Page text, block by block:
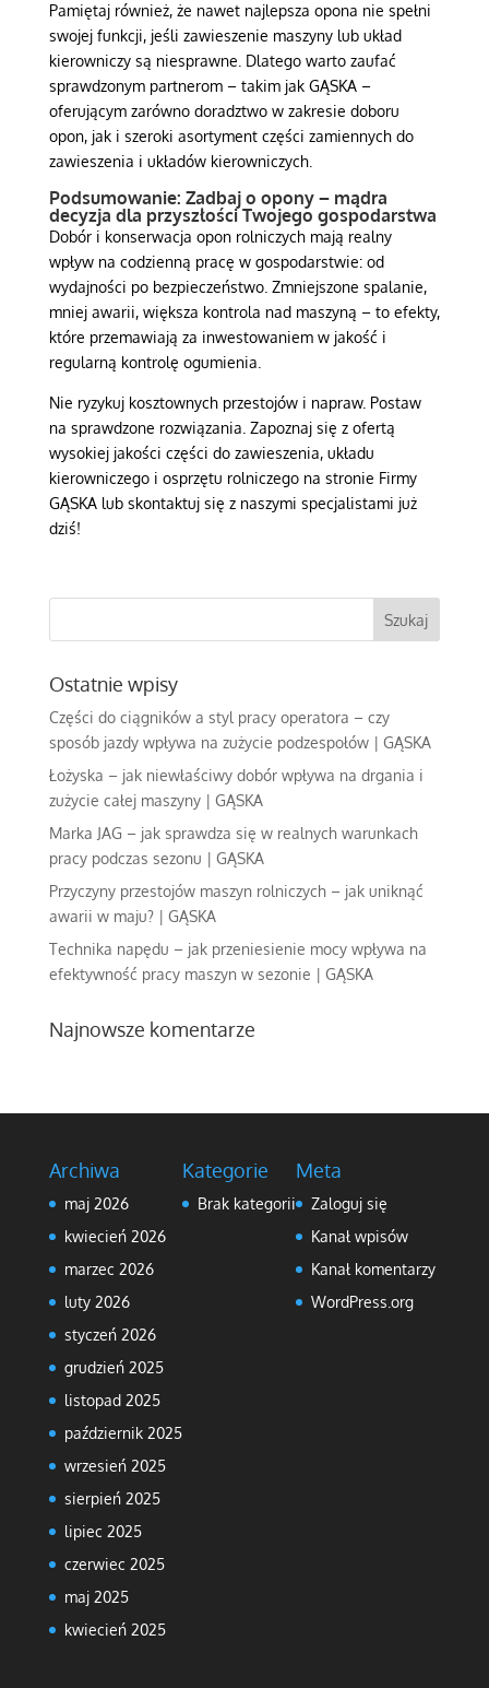
Pamiętaj również, że nawet najlepsza opona nie spełni
swojej funkcji, jeśli zawieszenie maszyny lub układ
kierowniczy są niesprawne. Dlatego warto zaufać
sprawdzonym partnerom – takim jak GĄSKA –
oferującym zarówno doradztwo w zakresie doboru
opon, jak i szeroki asortyment części zamiennych do
zawieszenia i układów kierowniczych.
Podsumowanie: Zadbaj o opony – mądra
decyzja dla przyszłości Twojego gospodarstwa
Dobór i konserwacja opon rolniczych mają realny
wpływ na codzienną pracę w gospodarstwie: od
wydajności po bezpieczeństwo. Zmniejszone spalanie,
mniej awarii, większa kontrola nad maszyną – to efekty,
które przemawiają za inwestowaniem w jakość i
regularną kontrolę ogumienia.
Nie ryzykuj kosztownych przestojów i napraw. Postaw
na sprawdzone rozwiązania. Zapoznaj się z ofertą
wysokiej jakości części do zawieszenia, układu
kierowniczego i osprzętu rolniczego na stronie Firmy
GĄSKA lub skontaktuj się z naszymi specjalistami już
dziś!
Ostatnie wpisy
Części do ciągników a styl pracy operatora – czy
sposób jazdy wpływa na zużycie podzespołów | GĄSKA
Łożyska – jak niewłaściwy dobór wpływa na drgania i
zużycie całej maszyny | GĄSKA
Marka JAG – jak sprawdza się w realnych warunkach
pracy podczas sezonu | GĄSKA
Przyczyny przestojów maszyn rolniczych – jak uniknąć
awarii w maju? | GĄSKA
Technika napędu – jak przeniesienie mocy wpływa na
efektywność pracy maszyn w sezonie | GĄSKA
Najnowsze komentarze
Archiwa
maj 2026
kwiecień 2026
marzec 2026
luty 2026
styczeń 2026
grudzień 2025
listopad 2025
październik 2025
wrzesień 2025
sierpień 2025
lipiec 2025
czerwiec 2025
maj 2025
kwiecień 2025
Kategorie
Brak kategorii
Meta
Zaloguj się
Kanał wpisów
Kanał komentarzy
WordPress.org